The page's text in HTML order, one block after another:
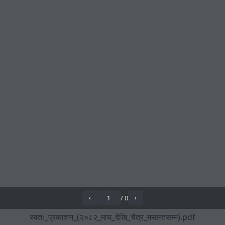
‹ /0 ›
स्वतः_प्रकाशन_(२०८२_माघ_देखि_चैत्र_मसान्तसम्म).pdf